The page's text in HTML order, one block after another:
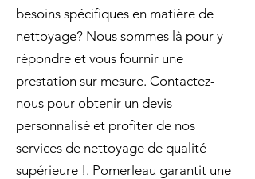
besoins spécifiques en matière de
nettoyage? Nous sommes là pour y
répondre et vous fournir une
prestation sur mesure. Contactez-
nous pour obtenir un devis
personnalisé et profiter de nos
services de nettoyage de qualité
supérieure !. Pomerleau garantit une